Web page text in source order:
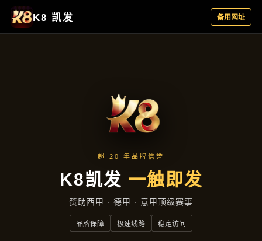
主营产品
首页 主营产品